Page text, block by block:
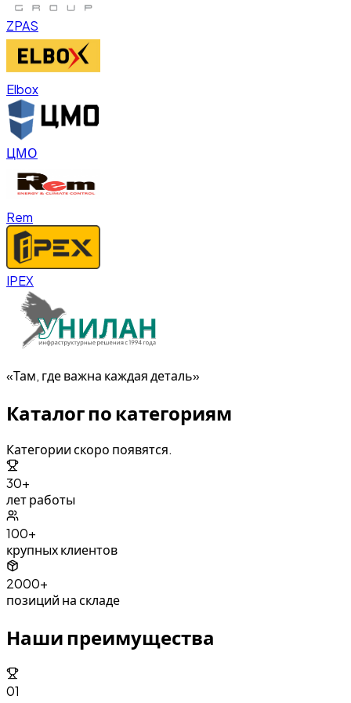
ZPAS
Elbox
ЦМО
Rem
IPEX
«Там, где важна каждая деталь»
Каталог по категориям
Категории скоро появятся.
30+
лет работы
100+
крупных клиентов
2000+
позиций на складе
Наши преимущества
01